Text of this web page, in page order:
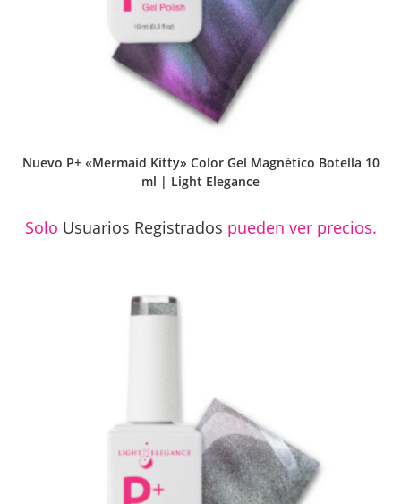
Nuevo P+ «Mermaid Kitty» Color Gel Magnético Botella 10
ml | Light Elegance
Solo Usuarios Registrados pueden ver precios.